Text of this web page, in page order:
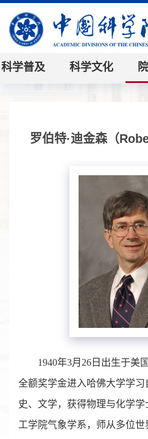
科学普及 科学文化
罗伯特·迪金森（
1940年3月26日出生于美
全额奖学金进入哈佛大学学
史、文学，获得物理与化学
工学院气象学系，师从多位